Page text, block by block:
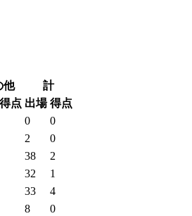
他
計
得点 出場 得点
0
0
2
0
38
2
32
1
33
4
8
0